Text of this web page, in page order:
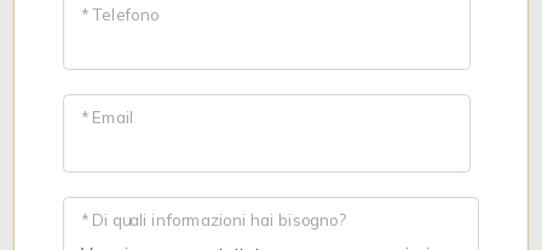
* Telefono
* Email
* Di quali informazioni hai bisogno?